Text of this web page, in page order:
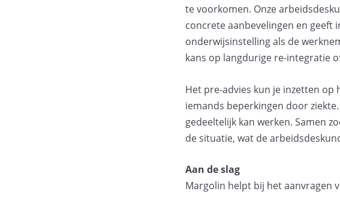
te voorkomen. Onze
concrete aanbevelingen en geeft
onderwijsinstelling als de
kans op langdurige re-integratie
Het pre-advies kun je inzetten
iemands beperkingen door
gedeeltelijk kan werken. Samen
de situatie, wat de
Aan de slag
Margolin helpt bij het aanvragen